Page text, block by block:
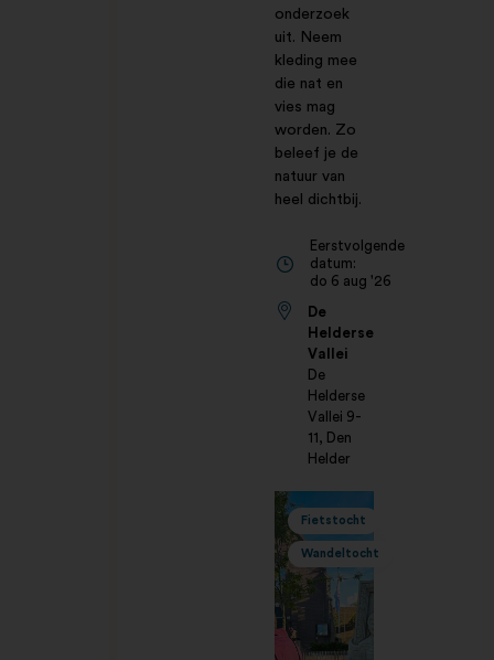
onderzoek
uit. Neem
kleding mee
die nat en
vies mag
worden. Zo
beleef je de
natuur van
heel dichtbij.
Eerstvolgende
datum:
do 6 aug '26
De
Helderse
Vallei
De
Helderse
Vallei 9-
11, Den
Helder
Fietstocht
Wandeltocht